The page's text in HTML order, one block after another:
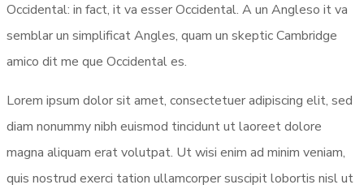
Occidental: in fact, it va esser Occidental. A un Angleso it va
semblar un simplificat Angles, quam un skeptic Cambridge
amico dit me que Occidental es.
Lorem ipsum dolor sit amet, consectetuer adipiscing elit, sed
diam nonummy nibh euismod tincidunt ut laoreet dolore
magna aliquam erat volutpat. Ut wisi enim ad minim veniam,
quis nostrud exerci tation ullamcorper suscipit lobortis nisl ut